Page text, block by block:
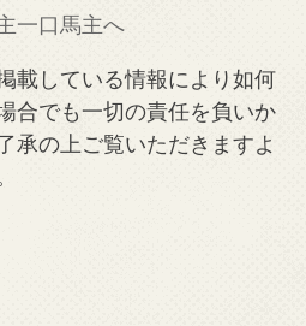
一口馬主へ
載している情報により如何
合でも一切の責任を負いか
承の上ご覧いただきますよ